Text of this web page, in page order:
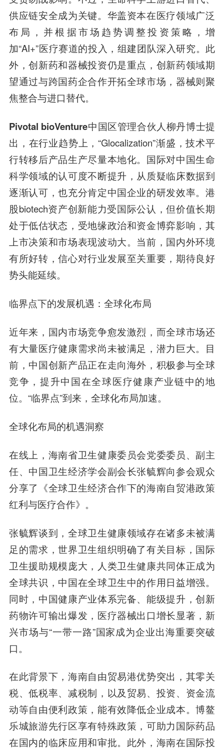
供应链安全成为关键。华盖资本在医疗领域广泛
布局，并根据市场趋势调整投资策略，增
加“AI+”医疗赛道的投入，组建团队深入研究。此
外，创新药和器械投资仍是重点，创新药领域期
望通过与跨国药企合作开拓全球市场，器械则聚
焦整合与进口替代。
Pivotal bioVenture中国区管理合伙人柳丹博士提
出，在行业趋势上，“Glocalization”渐盛，技术平
行转移后产品生产尽量本地化。国际对中国生命
科学领域的认可度不断提升，从质疑临床数据到
逐渐认可，也充分肯定中国企业的研发效率。港
股biotech资产创新能力受国际公认，但价值长期
处于低估状态，受地缘政治和资金博弈影响，其
上市决策和市场表现波动大。当前，国内外环境
有所好转，信心对行业发展至关重要，期待良好
势头能延续。
临界点下的发展机遇：全球化布局
近年来，国内市场竞争愈发激烈，而全球市场还
有大量医疗健康需求尚未被满足，潜力巨大。目
前，中国创新产品正在走向海外，积极参与全球
竞争，提升中国在全球医疗健康产业链中的地
位。“临界点”到来，全球化布局加速。
全球化布局的机遇洞察
在线上， 海南省卫生健康委员会党委委员、副主
任、中国卫生经济学会副会长张毓辉向参会观众
分享了《全球卫生经济合作下的海南自贸港政策
红利与医疗合作》。
张毓辉谈到，全球卫生健康领域存在诸多未被满
足的需求，世界卫生组织明确了有关目标，国际
卫生援助规模庞大，人类卫生健康共同体正成为
全球共识，中国在全球卫生中的作用日益增强。
同时，中国健康产业体系完备、能级提升，创新
药物许可输出爆发，医疗器械出口增长显著，新
兴市场与“一带一路”国家成为企业出海重要突破
口。
在此背景下，海南自由贸易港优势突出，其零关
税、低税率、减税制，以及贸易、投资、资金流
动等自由便利政策，能有效降低企业成本。博鳌
乐城旅游先行区享有特殊政策，可助力国际药品
在国内的临床应用和审批。此外，海南在国际投